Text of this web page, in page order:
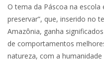
O tema da Páscoa na escola
preservar”, que, inserido no
Amazônia, ganha
de comportamentos
natureza, com a